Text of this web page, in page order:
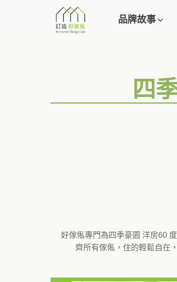
品牌故事
四
好傢俬專門為四季豪園 洋房60
齊所有傢俬，住的輕鬆自在